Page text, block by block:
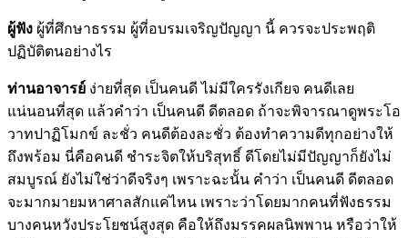
ผู้ฟัง ผู้ที่ศึกษาธรรม ผู้ที่อบรมเจริญปัญญา นี้ ควรจะประพฤติ
ปฏิบัติตนอย่างไร
ท่านอาจารย์ ง่ายที่สุด เป็นคนดี ไม่มีใครรังเกียจ คนดีเลย
แน่นอนที่สุด แล้วคำว่า เป็นคนดี ดีตลอด ถ้าจะพิจารณาดูพระโอ
วาทปาฏิโมกข์ ละชั่ว คนดีต้องละชั่ว ต้องทำความดีทุกอย่างให้
ถึงพร้อม นี่คือคนดี ชำระจิตให้บริสุทธิ์ ดีโดยไม่มีปัญญาก็ยังไม่
สมบูรณ์ ยังไม่ใช่ว่าดีจริงๆ เพราะฉะนั้น คำว่า เป็นคนดี ดีตลอด
จะมากมายมหาศาลสักแค่ไหน เพราะว่าโดยมากคนที่ฟังธรรม
บางคนหวังประโยชน์สูงสุด คือให้ถึงมรรคผลนิพพาน หรือว่าให้